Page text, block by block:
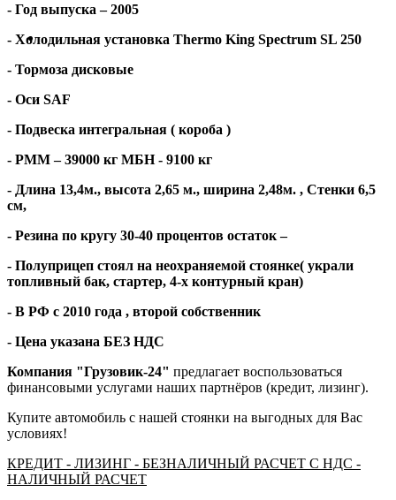
Спецтехника
- Год выпуска – 2005
- Холодильная установка Thermo King Spectrum SL 250
- Тормоза дисковые
- Оси SAF
- Подвеска интегральная ( короба )
- РММ – 39000 кг МБН - 9100 кг
- Длина 13,4м., высота 2,65 м., ширина 2,48м. , Стенки 6,5
см,
- Резина по кругу 30-40 процентов остаток –
- Полуприцеп стоял на неохраняемой стоянке( украли
топливный бак, стартер, 4-х контурный кран)
- В РФ с 2010 года , второй собственник
- Цена указана БЕЗ НДС
Компания "Грузовик-24" предлагает воспользоваться
финансовыми услугами наших партнёров (кредит, лизинг).
Купите автомобиль с нашей стоянки на выгодных для Вас
условиях!
КРЕДИТ - ЛИЗИНГ - БЕЗНАЛИЧНЫЙ РАСЧЕТ С НДС -
НАЛИЧНЫЙ РАСЧЕТ